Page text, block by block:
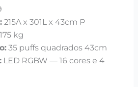
215A x 301L x 43cm P
kg
35 puffs quadrados 43cm
LED RGBW — 16 cores e 4